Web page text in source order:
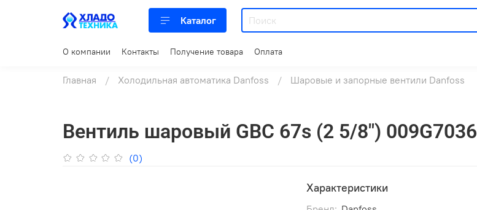
Каталог
О компании Контакты Получение товара Оплата
Главная Холодильная автоматика Danfoss Шаровые и запорные вентили Danfoss
Вентиль шаровый GBC 67s (2 5/8") 009G7036
(0)
Характеристики